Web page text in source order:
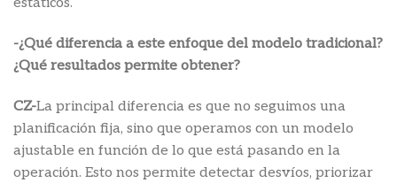
estáticos.
-¿Qué diferencia a este enfoque del modelo tradicional?
¿Qué resultados permite obtener?
CZ-La principal diferencia es que no seguimos una
planificación fija, sino que operamos con un modelo
ajustable en función de lo que está pasando en la
operación. Esto nos permite detectar desvíos, priorizar